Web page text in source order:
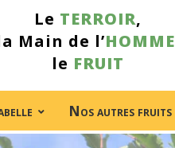
Le TERROIR,
Main de l’HOMME
le FRUIT
Nos autres fruits